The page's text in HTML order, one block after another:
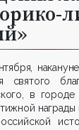
святого
в